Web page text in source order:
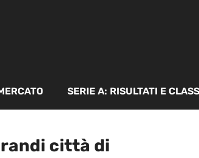
SERIE A: RISULTATI E
città di